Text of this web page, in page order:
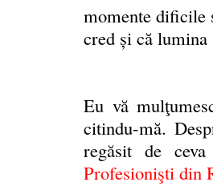
momente dificile
cred și că
Eu vă
citindu-mă.
regăsit de
Profesionişti din